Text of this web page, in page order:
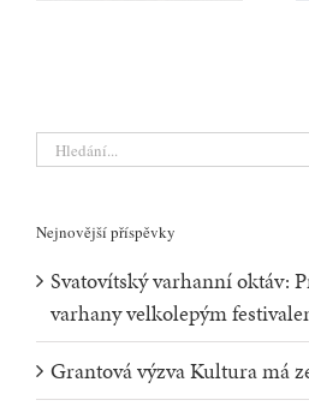
Hledat:
Nejnovější příspěvky
Svatovítský varhanní oktáv:
varhany velkolepým
Grantová výzva Kultura má